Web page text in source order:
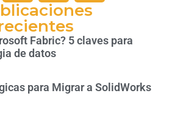
Fabric? 5 claves para
de datos
para Migrar a SolidWorks